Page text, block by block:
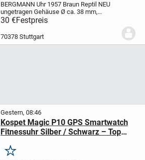
BERGMANN Uhr 1957 Braun Reptil NEU
ungetragen Gehäuse Ø ca. 38 mm,
silberfarbenes Zifferblatt mit
Sonnenschliff, Qualitätsquarzwerk mit
Datumsanzeige,Edelstahlboden,
Einzelnummerierung, braunes...
30 €Festpreis
70378 Stuttgart
Gestern, 08:46
Kospet Magic P10 GPS Smartwatch
Fitnessuhr Silber / Schwarz – Top
Merken